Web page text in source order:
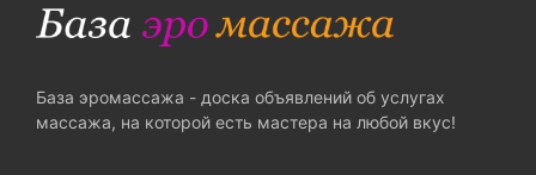
База эромассажа - доска объявлений об услугах
массажа, на которой есть мастера на любой вкус!